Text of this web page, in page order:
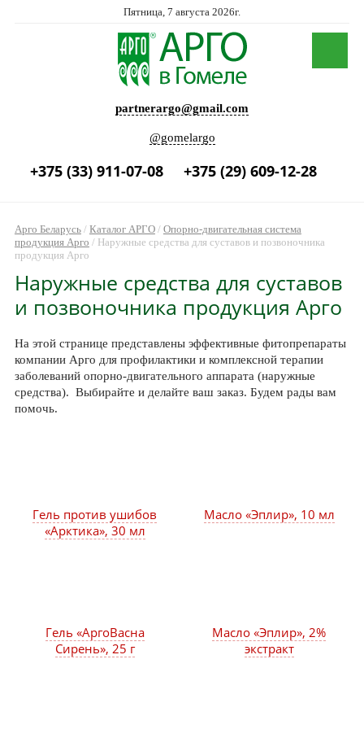
Пятница, 7 августа 2026г.
partnerargo@gmail.com
@gomelargo
+375 (33) 911-07-08 +375 (29) 609-12-28
Арго Беларусь/ Каталог АРГО/ Опорно-двигательная система
продукция Арго / Наружные средства для суставов и позвоночника
продукция Арго
Наружные средства для суставов
и позвоночника продукция Арго
На этой странице представлены эффективные фитопрепараты
компании Арго для профилактики и комплексной терапии
заболеваний опорно-двигательного аппарата (наружные
средства). Выбирайте и делайте ваш заказ. Будем рады вам
помочь.
Гель против ушибов
«Арктика», 30 мл
Масло «Эплир», 10 мл
Масло «Эплир», 2%
экстракт
Гель «АргоВасна
Сирень», 25 г